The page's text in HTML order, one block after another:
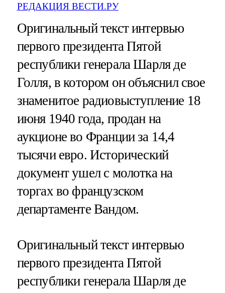
РЕДАКЦИЯ ВЕСТИ.РУ
Оригинальный текст интервью
первого президента Пятой
республики генерала Шарля де
Голля, в котором он объяснил свое
знаменитое радиовыступление 18
июня 1940 года, продан на
аукционе во Франции за 14,4
тысячи евро. Исторический
документ ушел с молотка на
торгах во французском
департаменте Вандом.
Оригинальный текст интервью
первого президента Пятой
республики генерала Шарля де